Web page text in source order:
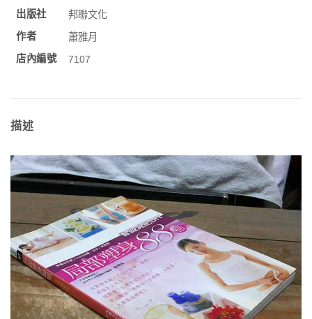
出版社
邦聯文化
作者
蕭雅月
店內編號
7107
描述